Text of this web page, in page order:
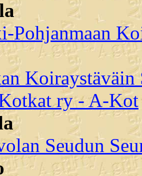
Pohjanmaan
ry - A-Kot
Seudun